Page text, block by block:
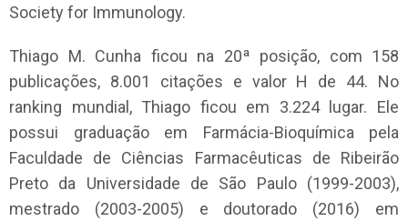
Society for Immunology.
Thiago M. Cunha ficou na 20ª posição, com 158
publicações, 8.001 citações e valor H de 44. No
ranking mundial, Thiago ficou em 3.224 lugar. Ele
possui graduação em Farmácia-Bioquímica pela
Faculdade de Ciências Farmacêuticas de Ribeirão
Preto da Universidade de São Paulo (1999-2003),
mestrado (2003-2005) e doutorado (2016) em